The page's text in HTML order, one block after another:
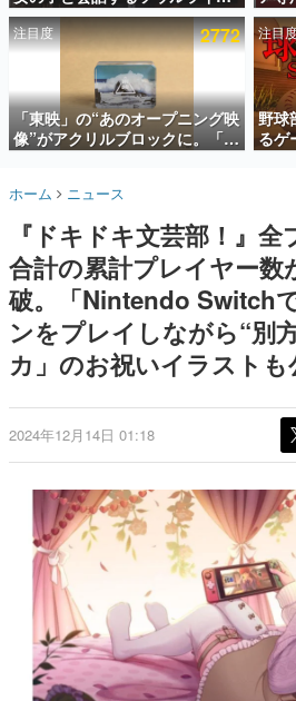
連載・特集一覧
殿堂入り記事
SNS拡散数が数千以上！ ペ
ど。多くの人々に読まれた
事をまとめました。
名作ゲームクリエイターの
きます。
赫本
この物語を解いてはいけな
の形をした短編ホラー小説
新世代に訊く
これからのデジタルゲーム
ゲーム世代の作家たち
ゲームに多大な影響を受け
画です。
日本モバイルゲーム産
日本のモバイルゲーム史に
ルを網羅するほか、開発者
解説を掲載。約20年の歴史
若ゲのいたり〜ゲーム
『うつヌケ』『ペンと箸』
一先生によるゲーム業界レ
恋愛ゲーム『小早川さんはソウ
ルライク』無料公開。返事に失
敗すると「YOU DIED」
散水
本体
ーク
ム、
注目度 2772
「東映」の“あのオープニング映
像”がアクリルブロックに。「東
映ヒストリカル グッズコレクシ
注目
野球
るゲ
ダ
プロ
ホーム ニュース
『ドキドキ文芸部！』
合計の累計プレイヤー数
破。「Nintendo Switch
ンをプレイしながら“別
カ」のお祝いイラストも
2024年12月14日 01:18